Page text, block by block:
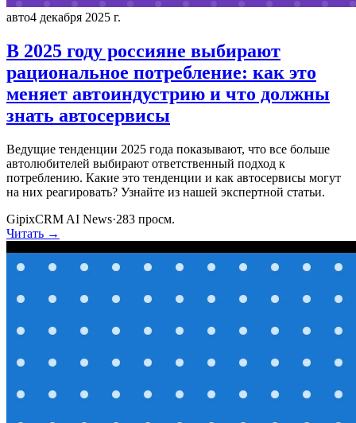
авто4 декабря 2025 г.
В 2025 году россияне выбирают
рациональное потребление: как это
меняет автоиндустрию и что должны
знать автосервисы
Ведущие тенденции 2025 года показывают, что все больше
автолюбителей выбирают ответственный подход к
потреблению. Какие это тенденции и как автосервисы могут
на них реагировать? Узнайте из нашей экспертной статьи.
GipixCRM AI News·283 просм.
Читать →